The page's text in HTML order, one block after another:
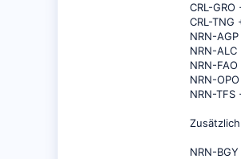
CRL-GRO
CRL-TNG
NRN-
NRN-
NRN-
NRN-
NRN-TFS
NRN-